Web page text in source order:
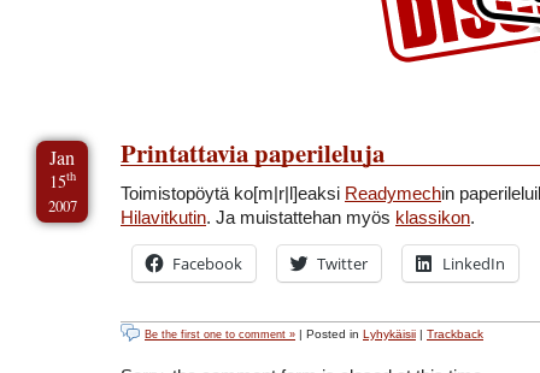
Jan
15th
2007
Printattavia paperileluja
Toimistopöytä ko[m|r|l]eaksi Readymechin
Hilavitkutin. Ja muistattehan myös klassikon.
Facebook Twitter LinkedIn
Be the first one to comment » | Posted in Lyhykäisii | Trackback